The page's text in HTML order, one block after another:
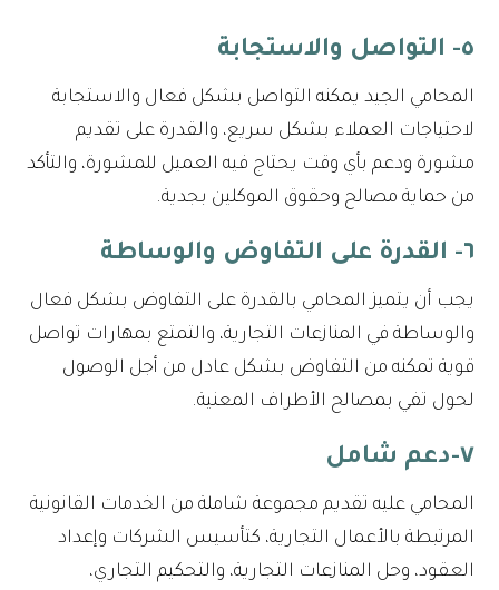
٥- التواصل والاستجابة
المحامي الجيد يمكنه التواصل بشكل فعال والاستجابة
لاحتياجات العملاء بشكل سريع، والقدرة على تقديم
مشورة ودعم بأي وقت يحتاج فيه العميل للمشورة، والتأكد
من حماية مصالح وحقوق الموكلين بجدية.
٦- القدرة على التفاوض والوساطة
يجب أن يتميز المحامي بالقدرة على التفاوض بشكل فعال
والوساطة في المنازعات التجارية، والتمتع بمهارات تواصل
قوية تمكنه من التفاوض بشكل عادل من أجل الوصول
لحول تفي بمصالح الأطراف المعنية.
٧-دعم شامل
المحامي عليه تقديم مجموعة شاملة من الخدمات القانونية
المرتبطة بالأعمال التجارية، كتأسيس الشركات وإعداد
العقود، وحل المنازعات التجارية، والتحكيم التجاري،